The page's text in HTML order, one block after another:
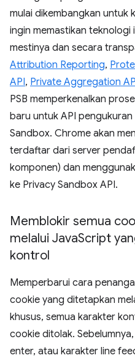
mulai dikembangkan untuk
ingin memastikan teknologi
mestinya dan secara
Attribution Reporting,
API, Private Aggregation
PSB memperkenalkan
baru untuk API
Sandbox. Chrome akan
terdaftar dari server
komponen) dan
ke Privacy Sandbox API.
Memblokir semua
melalui JavaScript
kontrol
Memperbarui cara
cookie yang ditetapkan
khusus, semua karakter
cookie ditolak.
enter, atau karakter line